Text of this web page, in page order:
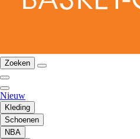
Zoeken
Nieuw
Kleding
Schoenen
NBA